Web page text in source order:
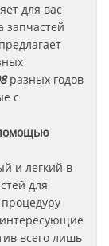
для вас
запчастей
разных годов
с
и легкий в
для
всего лишь